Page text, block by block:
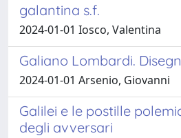
galantina s.f.
2024-01-01 Iosco, Valentina
Galiano Lombardi.
2024-01-01 Arsenio, Giovanni
Galilei e le postille
degli avversari